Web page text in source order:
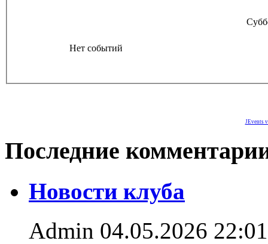
Нет событий
JEvents
Последние
Новости клуба
Admin 04.05.2026 22:01